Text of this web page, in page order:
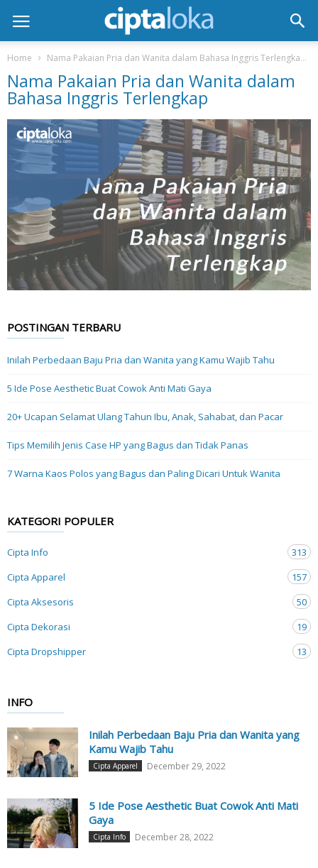
Home Nama Pakaian Pria dan Wanita dalam Bahasa Inggris Terlengkap
Nama Pakaian Pria dan Wanita dalam
Bahasa Inggris Terlengkap
POSTINGAN TERBARU
Inilah Perbedaan Baju Pria dan Wanita yang Kamu Wajib Tahu
5 Ide Pose Aesthetic Buat Cowok Anti Mati Gaya
20+ Ucapan Selamat Ulang Tahun Ibu, Anak, Sahabat, dan Pacar
Tips Memilih Jenis Case HP yang Bagus dan Tidak Panas
7 Warna Kaos Polos yang Bagus dan Paling Dicari Untuk Wanita
KATEGORI POPULER
Cipta Info
313
Cipta Apparel
157
Cipta Aksesoris
50
Cipta Dekorasi
19
Cipta Dropshipper
13
INFO
Inilah Perbedaan Baju Pria dan Wanita yang
Kamu Wajib Tahu
Cipta Apparel December 29, 2022
5 Ide Pose Aesthetic Buat Cowok Anti Mati
Gaya
Cipta Info December 28, 2022